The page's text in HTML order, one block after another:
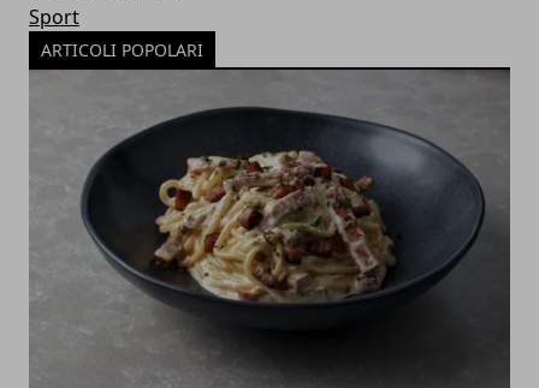
Sport
ARTICOLI POPOLARI